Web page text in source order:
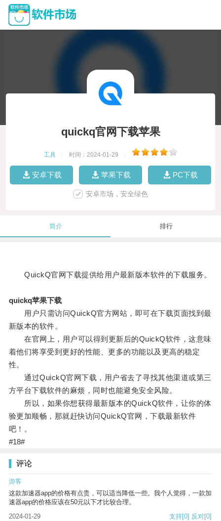
quickq官网下载苹果
工具 时间：2024-01-29
安卓下载 苹果下载 PC下载
安卓市场，安全绿色
简介 排行
QuickQ官网下载提供给用户最新版本软件的下载服务。
quickq苹果下载
用户只需访问QuickQ官方网站，即可在下载页面找到最
新版本的软件。
在官网上，用户可以得到更新后的QuickQ软件，这意味
着他们将享受到更好的性能、更多的功能以及更高的稳定
性。
通过QuickQ官网下载，用户省去了寻找其他渠道或第三
方平台下载软件的麻烦，同时也能避免安全风险。
所以，如果你想获得最新版本的QuickQ软件，让你的体
验更加顺畅，那就赶快访问QuickQ官网，下载最新软件
吧！。
#18#
评论
游客
这款加速器app的价格有点贵，可以适当降低一些。我个人觉得，一款加
速器app的价格应该在50元以下才比较合理。
2024-01-29
支持[0] 反对[0]